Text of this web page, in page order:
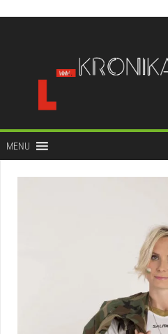
treści
MENU